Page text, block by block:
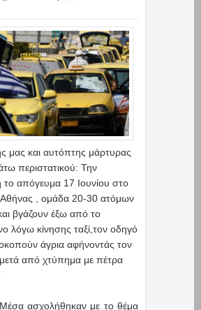
μας και αυτόπτης μάρτυρας
περιστατικού: Την
απόγευμα 17 Ιουνίου στο
Αθήνας , ομάδα 20-30 ατόμων
βγάζουν έξω από το
λόγω κίνησης ταξί,τον οδηγό
άγρια αφήνοντάς τον
από χτύπημα με πέτρα
ασχολήθηκαν με το θέμα